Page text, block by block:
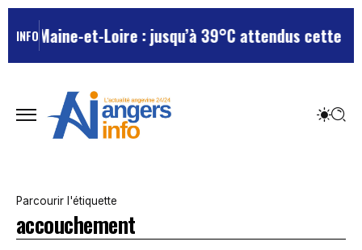
INFO
Maine-et-Loire : jusqu’à 39°C attendus cette
Parcourir l'étiquette
accouchement